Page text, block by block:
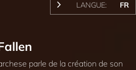
LANGUE: FR
parle de la création de son